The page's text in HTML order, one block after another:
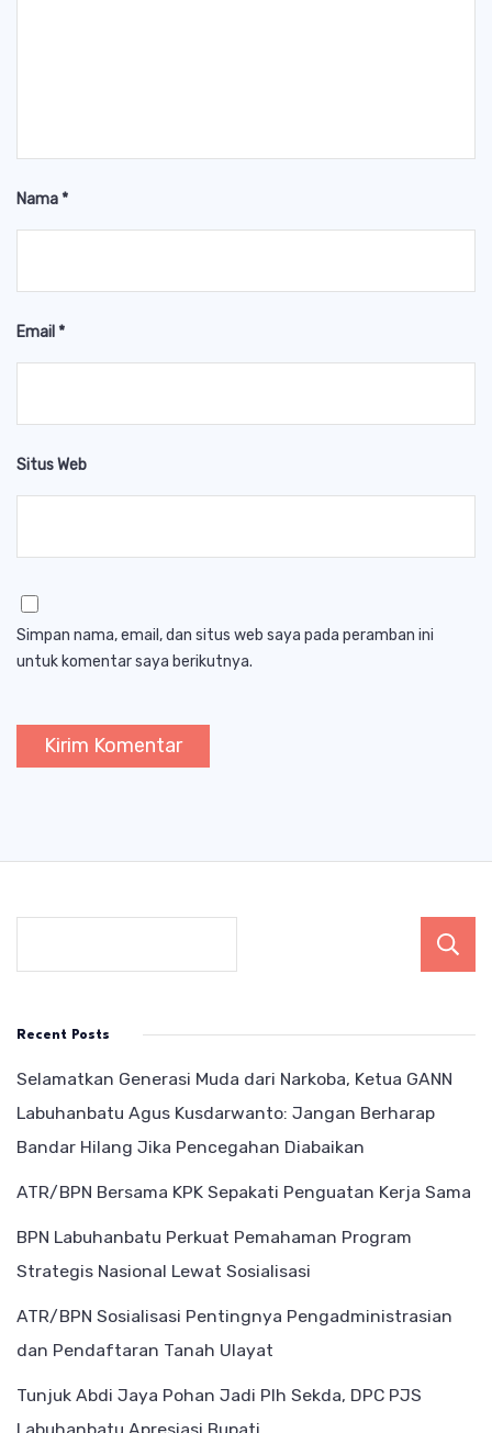
Nama*
Email *
Situs Web
Simpan nama, email, dan situs web saya pada peramban ini
untuk komentar saya berikutnya.
Recent Posts
Selamatkan Generasi Muda dari Narkoba, Ketua GANN
Labuhanbatu Agus Kusdarwanto: Jangan Berharap
Bandar Hilang Jika Pencegahan Diabaikan
ATR/BPN Bersama KPK Sepakati Penguatan Kerja Sama
BPN Labuhanbatu Perkuat Pemahaman Program
Strategis Nasional Lewat Sosialisasi
ATR/BPN Sosialisasi Pentingnya Pengadministrasian
dan Pendaftaran Tanah Ulayat
Tunjuk Abdi Jaya Pohan Jadi Plh Sekda, DPC PJS